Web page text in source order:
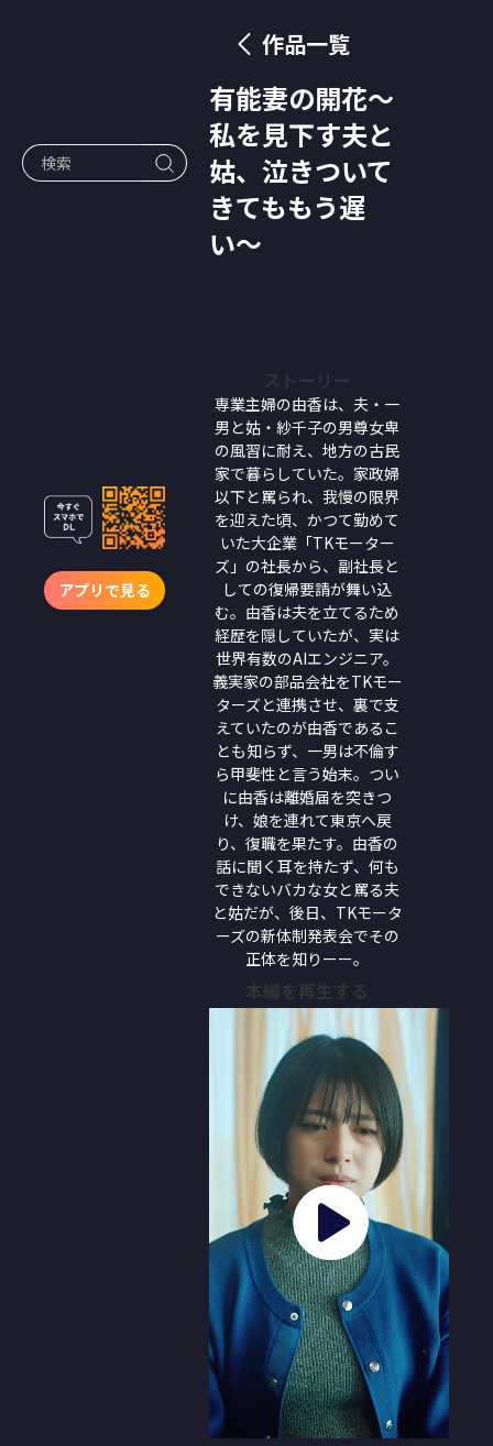
アプリで見る
作品一覧
有能妻の開花〜
私を見下す夫と
姑、泣きついて
きてももう遅
い〜
ストーリー
専業主婦の由香は、夫・一
男と姑・紗千子の男尊女卑
の風習に耐え、地方の古民
家で暮らしていた。家政婦
以下と罵られ、我慢の限界
を迎えた頃、かつて勤めて
いた大企業「TKモーター
ズ」の社長から、副社長と
しての復帰要請が舞い込
む。由香は夫を立てるため
経歴を隠していたが、実は
世界有数のAIエンジニア。
義実家の部品会社をTKモー
ターズと連携させ、裏で支
えていたのが由香であるこ
とも知らず、一男は不倫す
ら甲斐性と言う始末。つい
に由香は離婚届を突きつ
け、娘を連れて東京へ戻
り、復職を果たす。由香の
話に聞く耳を持たず、何も
できないバカな女と罵る夫
と姑だが、後日、TKモータ
ーズの新体制発表会でその
正体を知りーー。
本編を再生する